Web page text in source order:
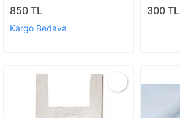
850 TL
Kargo Bedava
300 TL